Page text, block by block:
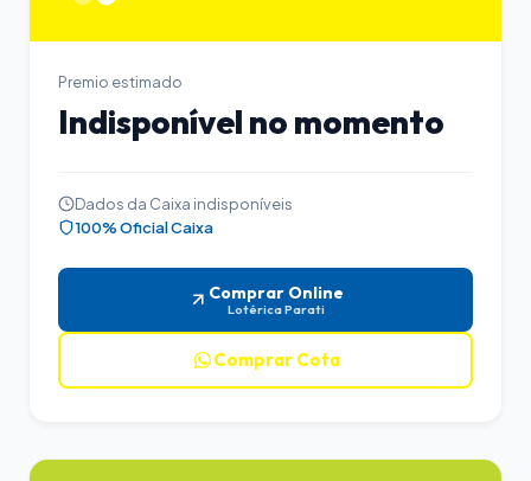
Premio estimado
Indisponível no momento
Dados da Caixa indisponíveis
100% Oficial Caixa
Comprar Online
Lotérica Parati
Comprar Cota